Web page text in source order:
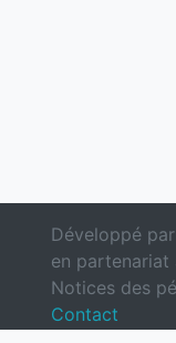
Développé par
en partenariat
Notices des
Contact